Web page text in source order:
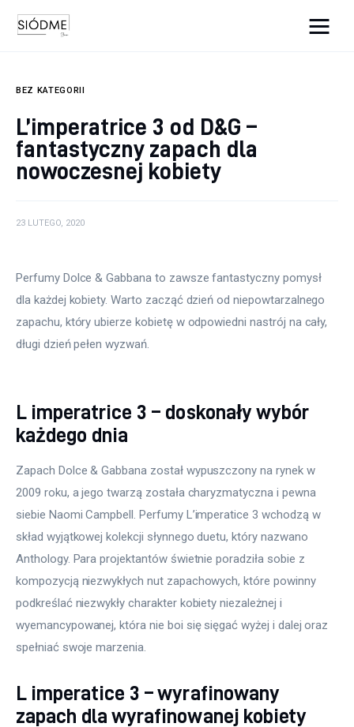
Uroda
Dom i ogród
BEZ KATEGORII
L’imperatrice 3 od D&G –
fantastyczny zapach dla
nowoczesnej kobiety
23 LUTEGO, 2020
Perfumy Dolce & Gabbana to zawsze fantastyczny pomysł
dla każdej kobiety. Warto zacząć dzień od niepowtarzalnego
zapachu, który ubierze kobietę w odpowiedni nastrój na cały,
długi dzień pełen wyzwań.
L imperatrice 3 – doskonały wybór
każdego dnia
Zapach Dolce & Gabbana został wypuszczony na rynek w
2009 roku, a jego twarzą została charyzmatyczna i pewna
siebie Naomi Campbell. Perfumy L’imperatice 3 wchodzą w
skład wyjątkowej kolekcji słynnego duetu, który nazwano
Anthology. Para projektantów świetnie poradziła sobie z
kompozycją niezwykłych nut zapachowych, które powinny
podkreślać niezwykły charakter kobiety niezależnej i
wyemancypowanej, która nie boi się sięgać wyżej i dalej oraz
spełniać swoje marzenia.
L imperatice 3 – wyrafinowany
zapach dla wyrafinowanej kobiety